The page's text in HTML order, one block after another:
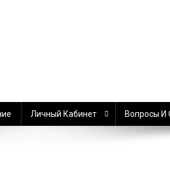
Личный Кабинет Вопросы И